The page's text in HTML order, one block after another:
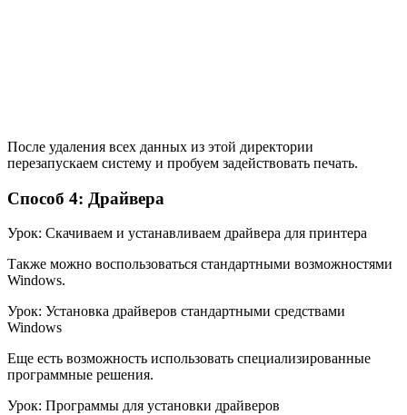
После удаления всех данных из этой директории
перезапускаем систему и пробуем задействовать печать.
Способ 4: Драйвера
Урок: Скачиваем и устанавливаем драйвера для принтера
Также можно воспользоваться стандартными возможностями
Windows.
Урок: Установка драйверов стандартными средствами
Windows
Еще есть возможность использовать специализированные
программные решения.
Урок: Программы для установки драйверов